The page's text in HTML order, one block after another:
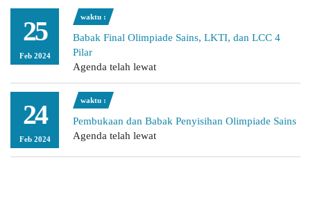
25
Feb 2024
waktu :
Babak Final Olimpiade Sains, LKTI, dan LCC 4
Pilar
Agenda telah lewat
24
Feb 2024
waktu :
Pembukaan dan Babak Penyisihan Olimpiade Sains
Agenda telah lewat